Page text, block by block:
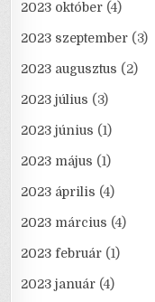
2023 október (4)
2023 szeptember (3)
2023 augusztus (2)
2023 július (3)
2023 június (1)
2023 május (1)
2023 április (4)
2023 március (4)
2023 február (1)
2023 január (4)